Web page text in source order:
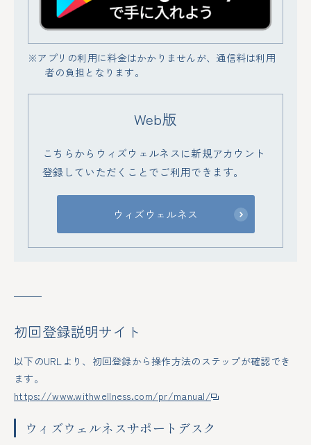
※アプリの利用に料金はかかりませんが、通信料は利用
者の負担となります。
Web版
こちらからウィズウェルネスに新規アカウント
登録していただくことでご利用できます。
ウィズウェルネス
初回登録説明サイト
以下のURLより、初回登録から操作方法のステップが確認でき
ます。
https://www.withwellness.com/pr/manual/
ウィズウェルネスサポートデスク